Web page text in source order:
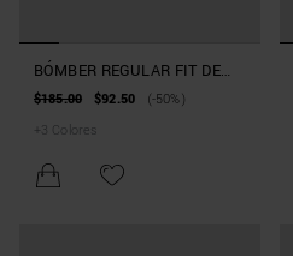
BÓMBER REGULAR FIT DE
TEJIDO TÉCNICO CON
$185.00 $92.50
(-50%)
+ 3 Colores